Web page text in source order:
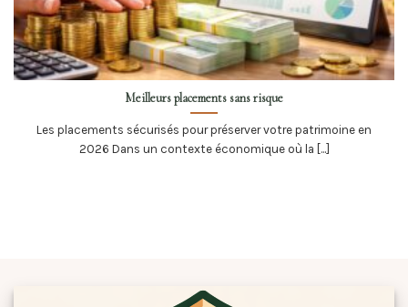
Meilleurs placements sans risque
Les placements sécurisés pour préserver votre patrimoine en
2026 Dans un contexte économique où la [...]